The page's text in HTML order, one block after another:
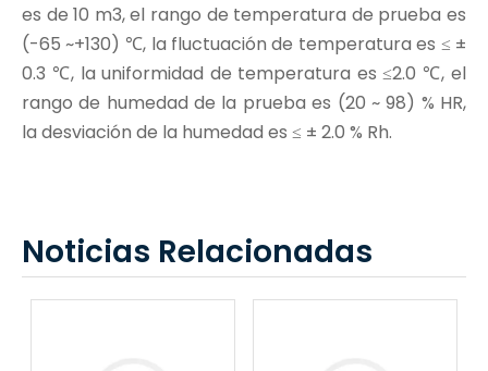
es de 10 m3, el rango de temperatura de prueba es
(-65 ~+130) ℃, la fluctuación de temperatura es ≤ ±
0.3 ℃, la uniformidad de temperatura es ≤2.0 ℃, el
rango de humedad de la prueba es (20 ~ 98) % HR,
la desviación de la humedad es ≤ ± 2.0 % Rh.
Noticias Relacionadas